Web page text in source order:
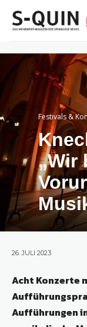
Festivals &
„Wir
26. JULI 2023
Acht Konzerte
Aufführungen